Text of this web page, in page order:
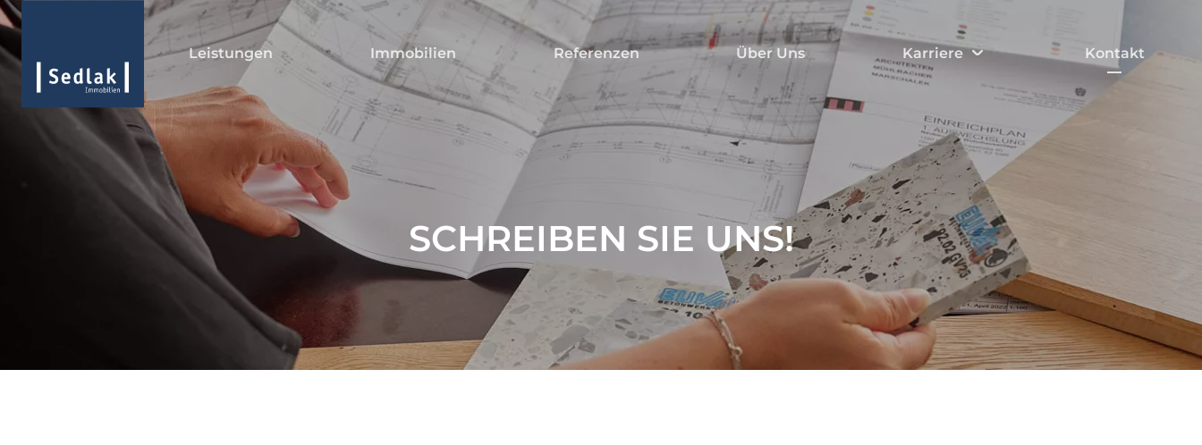
Leistungen Immobilien Referenzen Über Uns Karriere
Arbeiten bei Sedlak
Lehre
FAQ Bewerbung
Kontakt
SCHREIBEN SIE UNS!